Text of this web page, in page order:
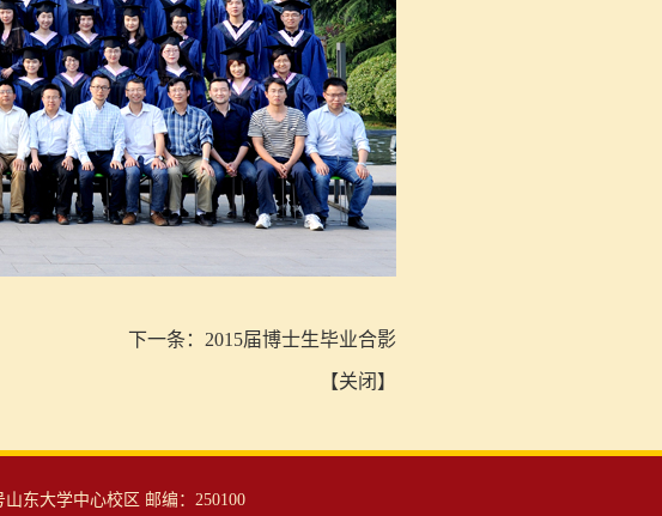
下一条： 2015届博士生毕业合影
【关闭 】
东大学中心校区 邮编：250100